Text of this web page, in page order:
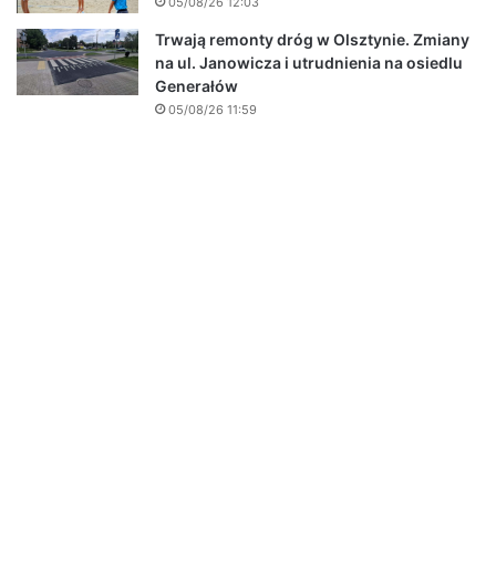
Trwają remonty dróg w Olsztynie. Zmiany
na ul. Janowicza i utrudnienia na osiedlu
Generałów
05/08/26 11:59